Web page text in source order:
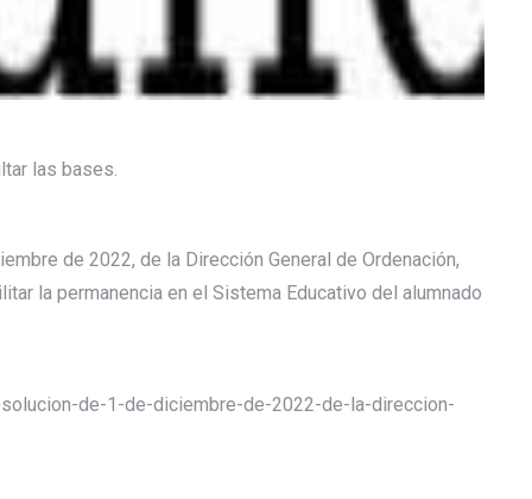
las bases.
de 2022, de la Dirección General de Ordenación,
la permanencia en el Sistema Educativo del alumnado
de-1-de-diciembre-de-2022-de-la-direccion-